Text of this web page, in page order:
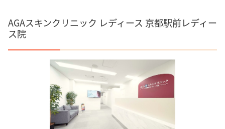
AGAスキンクリニック レディース 京都駅前レディー
ス院